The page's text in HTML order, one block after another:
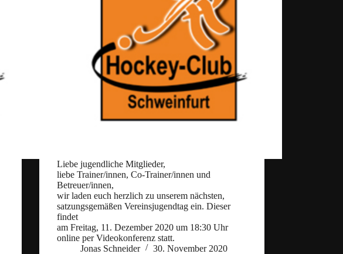
Liebe jugendliche Mitglieder,
liebe Trainer/innen, Co-Trainer/innen und
Betreuer/innen,
wir laden euch herzlich zu unserem nächsten,
satzungsgemäßen Vereinsjugendtag ein. Dieser
findet
am Freitag, 11. Dezember 2020 um 18:30 Uhr
online per Videokonferenz statt.
Jonas Schneider
30. November 2020